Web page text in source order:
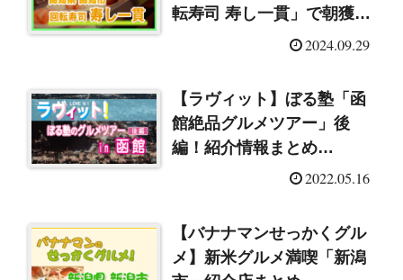
転寿司 寿し一貫」で朝獲れ
カツオ＆揚げねぎまぐろ！
2024.09.29
【ラヴィット】ぼる塾「函
館絶品グルメツアー」後
編！紹介情報まとめ
2022.05.16
【バナナマンせっかくグル
メ】新米グルメ満喫「新潟